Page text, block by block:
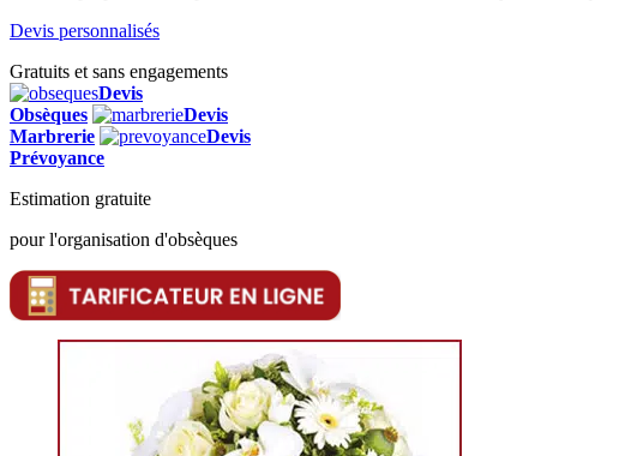
Devis personnalisés
Gratuits et sans engagements
Devis
Obsèques
Devis
Marbrerie
Devis
Prévoyance
Estimation gratuite
pour l'organisation d'obsèques